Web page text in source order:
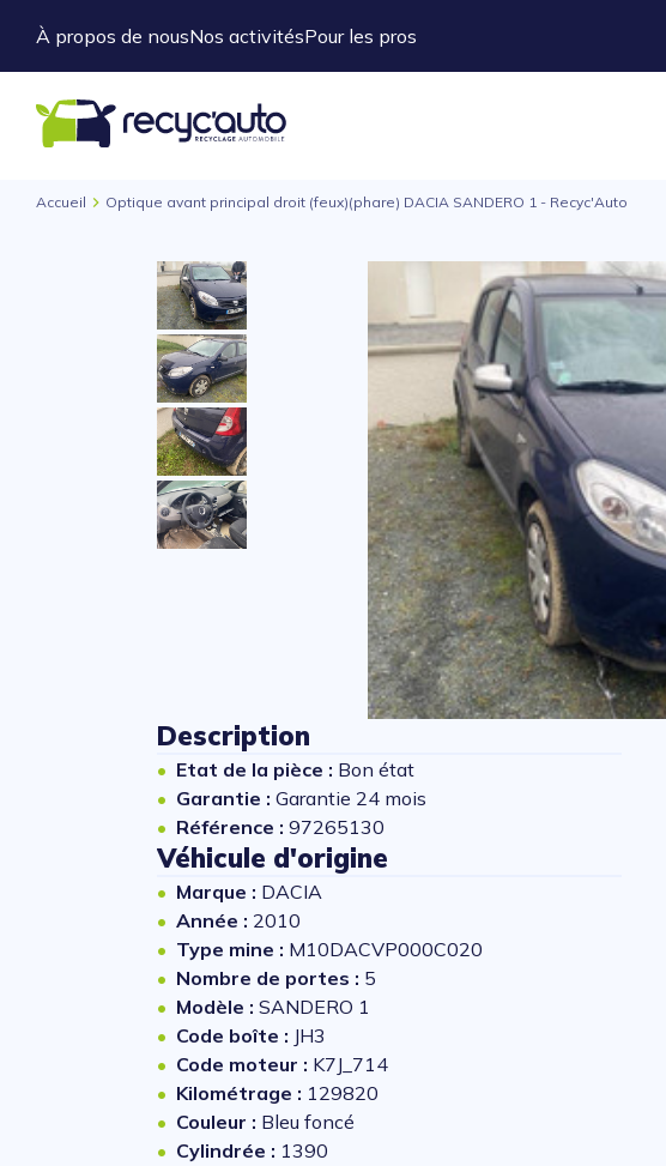
À propos de nousNos activitésPour les pros
Accueil Optique avant principal droit (feux)(phare) DACIA SANDERO 1 - Recyc'Auto
Description
Etat de la pièce : Bon état
Garantie : Garantie 24 mois
Référence : 97265130
Véhicule d'origine
Marque : DACIA
Année : 2010
Type mine : M10DACVP000C020
Nombre de portes : 5
Modèle : SANDERO 1
Code boîte : JH3
Code moteur : K7J_714
Kilométrage : 129820
Couleur : Bleu foncé
Cylindrée : 1390